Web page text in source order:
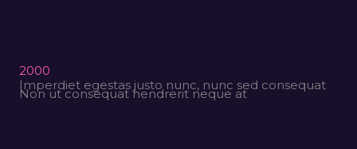
2000
Imperdiet egestas justo nunc, nunc sed consequat
Non ut consequat hendrerit neque at